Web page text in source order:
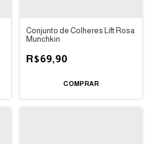
Conjunto de Colheres Lift Rosa
Munchkin
R$69,90